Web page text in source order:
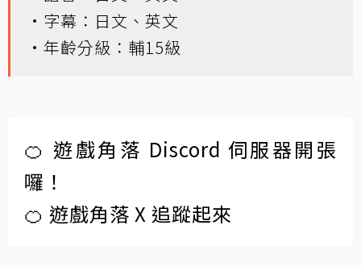
•字幕：日文、英文
•年齡分級：輔15級
🍊 遊戲角落 Discord 伺服器開張
囉！
🍊 遊戲角落 X 追蹤起來